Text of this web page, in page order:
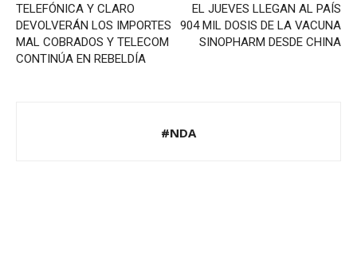
TELEFÓNICA Y CLARO
DEVOLVERÁN LOS IMPORTES
MAL COBRADOS Y TELECOM
CONTINÚA EN REBELDÍA
EL JUEVES LLEGAN AL PAÍS
904 MIL DOSIS DE LA VACUNA
SINOPHARM DESDE CHINA
#NDA